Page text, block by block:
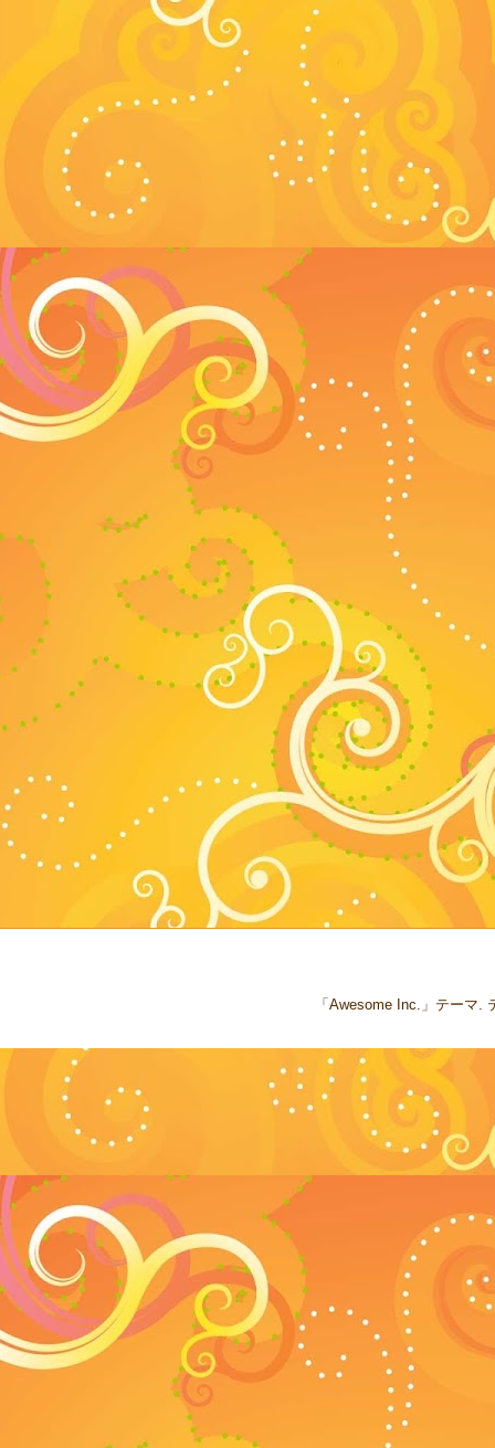
「Awesome Inc.」テーマ.